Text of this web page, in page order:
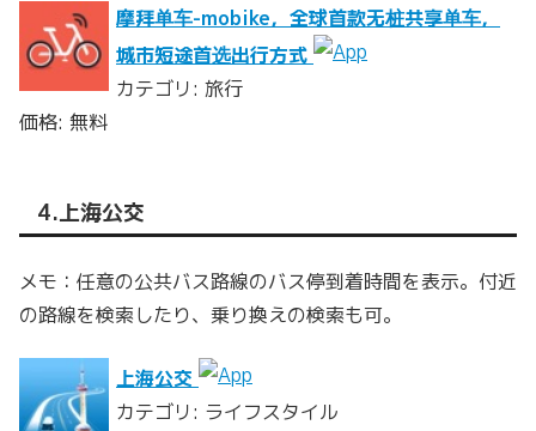
摩拜单车-mobike，全球首款无桩共享单车，
城市短途首选出行方式
カテゴリ: 旅行
価格: 無料
4.上海公交
メモ：任意の公共バス路線のバス停到着時間を表示。付近
の路線を検索したり、乗り換えの検索も可。
上海公交
カテゴリ: ライフスタイル